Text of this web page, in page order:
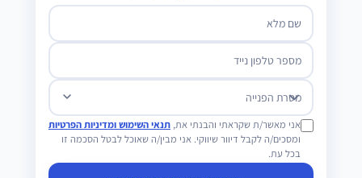
שם מלא
מספר טלפון נייד
מטרת הפנייה
אני מאשר/ת שקראתי והבנתי את, תנאי השימוש ומדיניות הפרטיות
ומסכים/ה לקבל דיוור שיווקי. אני מבין/ה שאוכל לבטל הסכמה זו
בכל עת.